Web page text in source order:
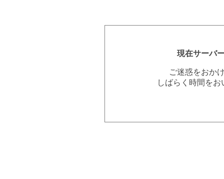
現在サーバ
ご迷惑をおか
しばらく時間を